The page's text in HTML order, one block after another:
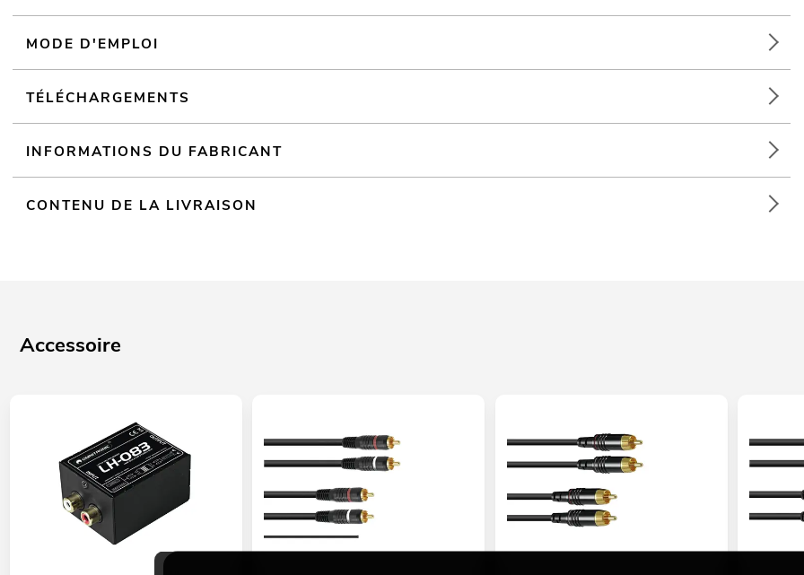
Commandé via Bluetooth
Écran LCD
MODE D'EMPLOI
TÉLÉCHARGEMENTS
INFORMATIONS DU FABRICANT
CONTENU DE LA LIVRAISON
Accessoire